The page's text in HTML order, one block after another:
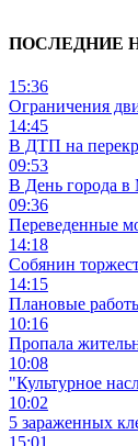
ПОСЛЕДНИЕ
15:36
Ограничения
14:45
В ДТП на
09:53
В День города в
09:36
Переведенные
14:18
Собянин
14:15
Плановые
10:16
Пропала
10:08
"Культурное
10:02
5 зараженных
15:01